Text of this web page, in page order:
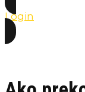
Login